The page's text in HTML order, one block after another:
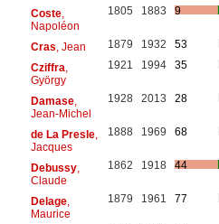
Coste,
Napoléon
1805 1883 9
Cras , Jean 1879 1932
53
Cziffra
György
1921 1994 35
Damase,
Jean-Michel
1928 2013 28
de La Presle,
Jacques
1888 1969 68
Debussy,
Claude
1862 1918 44
Delage,
Maurice
1879 1961 77